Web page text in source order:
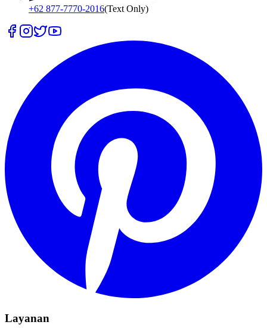
+62 877-7770-2016(Text Only)
Layanan